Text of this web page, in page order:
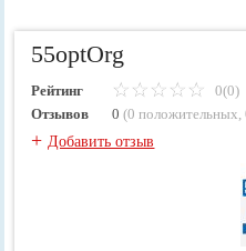
55optOrg
Рейтинг
0(0)
Отзывов
0 (0 положительных,
+Добавить отзыв